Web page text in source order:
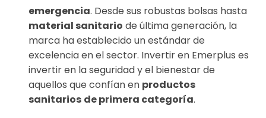
emergencia. Desde sus robustas bolsas hasta
material sanitario de última generación, la
marca ha establecido un estándar de
excelencia en el sector. Invertir en Emerplus es
invertir en la seguridad y el bienestar de
aquellos que confían en productos
sanitarios de primera categoría.